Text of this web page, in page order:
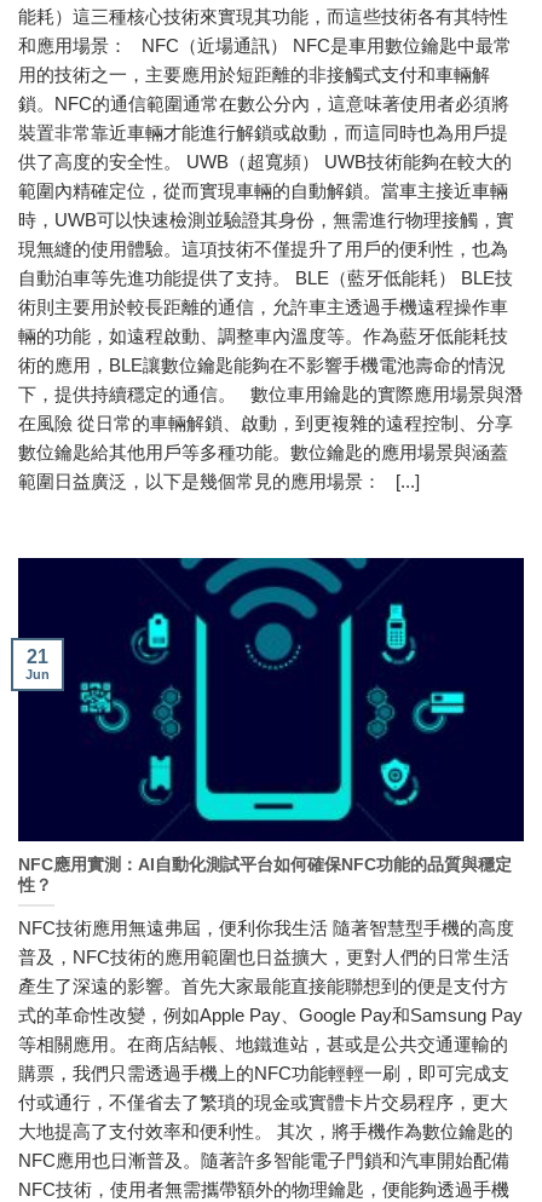
能耗）這三種核心技術來實現其功能，而這些技術各有其特性
和應用場景： NFC（近場通訊） NFC是車用數位鑰匙中最常
用的技術之一，主要應用於短距離的非接觸式支付和車輛解
鎖。NFC的通信範圍通常在數公分內，這意味著使用者必須將
裝置非常靠近車輛才能進行解鎖或啟動，而這同時也為用戶提
供了高度的安全性。 UWB（超寬頻） UWB技術能夠在較大的
範圍內精確定位，從而實現車輛的自動解鎖。當車主接近車輛
時，UWB可以快速檢測並驗證其身份，無需進行物理接觸，實
現無縫的使用體驗。這項技術不僅提升了用戶的便利性，也為
自動泊車等先進功能提供了支持。 BLE（藍牙低能耗） BLE技
術則主要用於較長距離的通信，允許車主透過手機遠程操作車
輛的功能，如遠程啟動、調整車內溫度等。作為藍牙低能耗技
術的應用，BLE讓數位鑰匙能夠在不影響手機電池壽命的情況
下，提供持續穩定的通信。 數位車用鑰匙的實際應用場景與潛
在風險 從日常的車輛解鎖、啟動，到更複雜的遠程控制、分享
數位鑰匙給其他用戶等多種功能。數位鑰匙的應用場景與涵蓋
範圍日益廣泛，以下是幾個常見的應用場景： [...]
NFC應用實測：AI自動化測試平台如何確保NFC功能的品質與穩定
性？
NFC技術應用無遠弗屆，便利你我生活 隨著智慧型手機的高度
普及，NFC技術的應用範圍也日益擴大，更對人們的日常生活
產生了深遠的影響。首先大家最能直接能聯想到的便是支付方
式的革命性改變，例如Apple Pay、Google Pay和Samsung Pay
等相關應用。在商店結帳、地鐵進站，甚或是公共交通運輸的
購票，我們只需透過手機上的NFC功能輕輕一刷，即可完成支
付或通行，不僅省去了繁瑣的現金或實體卡片交易程序，更大
大地提高了支付效率和便利性。 其次，將手機作為數位鑰匙的
NFC應用也日漸普及。隨著許多智能電子門鎖和汽車開始配備
NFC技術，使用者無需攜帶額外的物理鑰匙，便能夠透過手機
21
Jun